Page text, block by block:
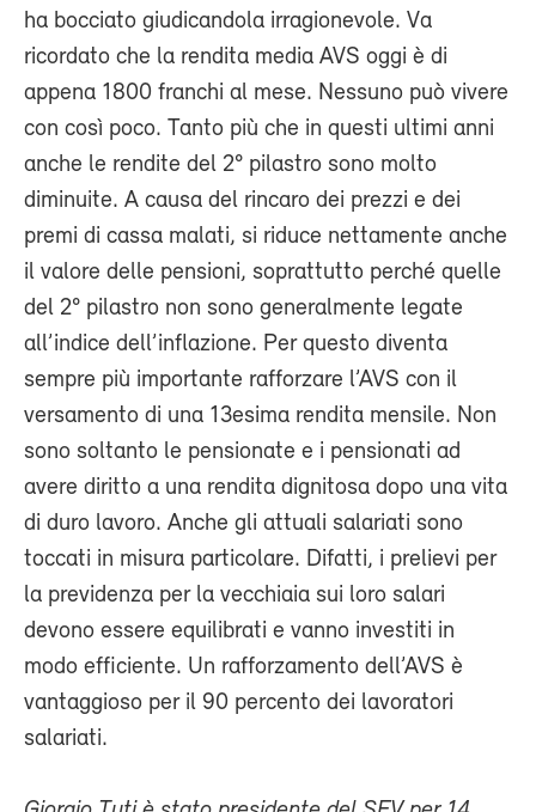
ha bocciato giudicandola irragionevole. Va
ricordato che la rendita media AVS oggi è di
appena 1800 franchi al mese. Nessuno può vivere
con così poco. Tanto più che in questi ultimi anni
anche le rendite del 2° pilastro sono molto
diminuite. A causa del rincaro dei prezzi e dei
premi di cassa malati, si riduce nettamente anche
il valore delle pensioni, soprattutto perché quelle
del 2° pilastro non sono generalmente legate
all’indice dell’inflazione. Per questo diventa
sempre più importante rafforzare l’AVS con il
versamento di una 13esima rendita mensile. Non
sono soltanto le pensionate e i pensionati ad
avere diritto a una rendita dignitosa dopo una vita
di duro lavoro. Anche gli attuali salariati sono
toccati in misura particolare. Difatti, i prelievi per
la previdenza per la vecchiaia sui loro salari
devono essere equilibrati e vanno investiti in
modo efficiente. Un rafforzamento dell’AVS è
vantaggioso per il 90 percento dei lavoratori
salariati.